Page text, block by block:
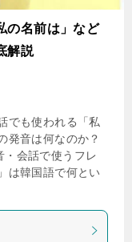
の名前は」など
解説
でも使われる「私
発音は何なのか？
会話で使うフレ
は韓国語で何とい